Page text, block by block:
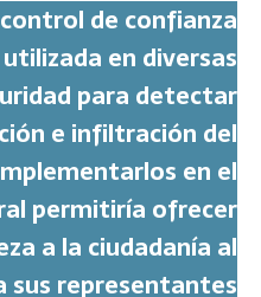
de confianza
en diversas
para detectar
e infiltración del
en el
permitiría ofrecer
a la ciudadanía al
sus representantes